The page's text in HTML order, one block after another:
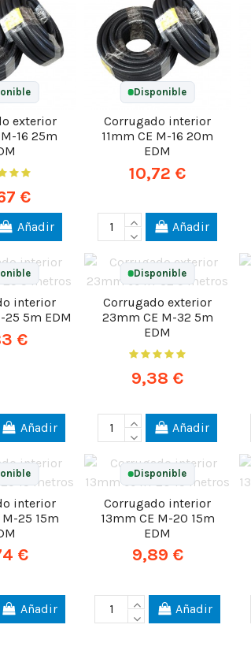
exterior
16 25m
€
Añadir
Disponible
Corrugado interior
11mm CE M-16 20m
EDM
10,72 €
Añadir
interior
25 5m EDM
€
Añadir
Disponible
Corrugado exterior
23mm CE M-32 5m
EDM
9,38 €
Añadir
interior
M-25 15m
€
Añadir
Disponible
Corrugado interior
13mm CE M-20 15m
EDM
9,89 €
Añadir